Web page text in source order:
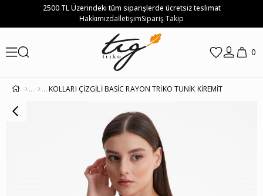
2500 TL Üzerindeki tüm siparişlerde ücretsiz teslimat
HakkımızdaİletişimSipariş Takip
0
KOLLARI ÇİZGİLİ BASİC RAYON TRİKO TUNİK KİREMİT